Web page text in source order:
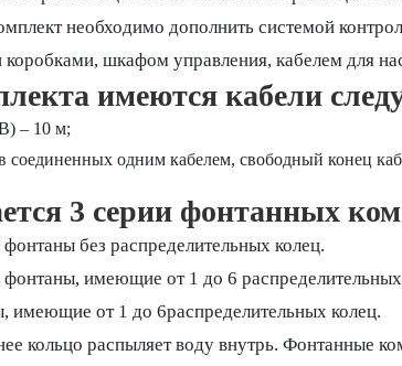
необходимо дополнить системой
шкафом управления, кабелем для
имеются кабели
– 10 м;
соединенных одним кабелем, свободный конец
3 серии фонтанных
без распределительных колец.
имеющие от 1 до 6
имеющие от 1 до 6распределительных колец.
кольцо распыляет воду внутрь. Фонтанные